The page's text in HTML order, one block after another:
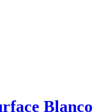
Blanco